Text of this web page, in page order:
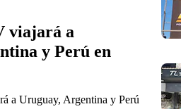
viajará a
y Perú en
a Uruguay, Argentina y Perú